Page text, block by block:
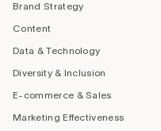
Brand Strategy
Content
Data & Technology
Diversity & Inclusion
E-commerce & Sales
Marketing Effectiveness